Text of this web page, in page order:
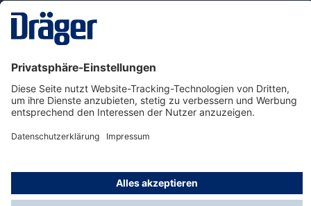
Dräger Austria GmbH
Über Dräger
Informationen
© Dräger Austria GmbH, 2024